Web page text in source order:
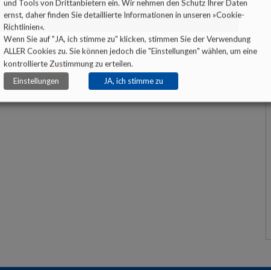
SCHLAUMEX REDEWENDUNGEN
SCHLAUMEX EXPERTEN-TALK
SCHLAUMEX KINDERTALK
AUS?
1 2
und Tools von Drittanbietern ein. Wir nehmen den Schutz Ihrer Daten
ernst, daher finden Sie detaillierte Informationen in unseren »Cookie-
Richtlinien«.
Wenn Sie auf "JA, ich stimme zu" klicken, stimmen Sie der Verwendung
ALLER Cookies zu. Sie können jedoch die "Einstellungen" wählen, um eine
kontrollierte Zustimmung zu erteilen.
Einstellungen
JA, ich stimme zu